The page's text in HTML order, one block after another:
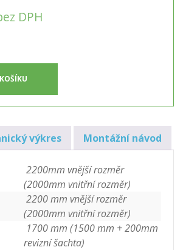
DPH
výkres Montážní návod
2200mm vnější rozměr
(2000mm vnitřní rozměr)
2200 mm vnější rozměr
(2000mm vnitřní rozměr)
1700 mm (1500 mm + 200mm
revizní šachta)